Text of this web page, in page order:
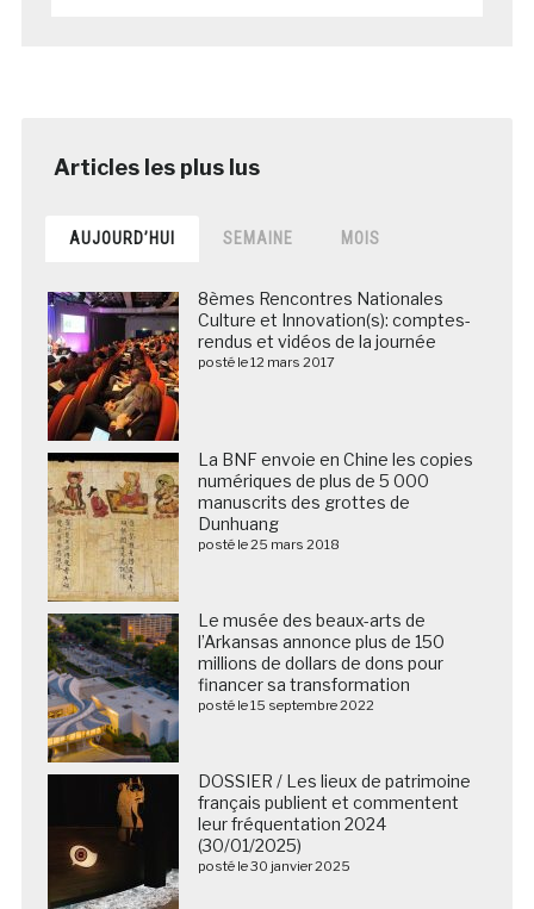
AUJOURD’HUI SEMAINE MOIS
8èmes Rencontres Nationales
Culture et Innovation(s): comptes-
rendus et vidéos de la journée
posté le 12 mars 2017
La BNF envoie en Chine les copies
numériques de plus de 5 000
manuscrits des grottes de
Dunhuang
posté le 25 mars 2018
Le musée des beaux-arts de
l’Arkansas annonce plus de 150
millions de dollars de dons pour
financer sa transformation
posté le 15 septembre 2022
DOSSIER / Les lieux de patrimoine
français publient et commentent
leur fréquentation 2024
(30/01/2025)
posté le 30 janvier 2025